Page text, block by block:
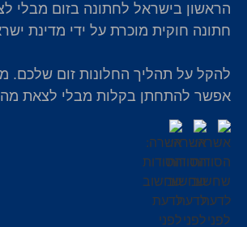
הראשון בישראל לחתונה בזום מבלי
חתונה חוקית מוכרת על ידי מדינת
להקל על תהליך החלונות זום שלכם.
אפשר להתחתן בקלות מבלי לצאת